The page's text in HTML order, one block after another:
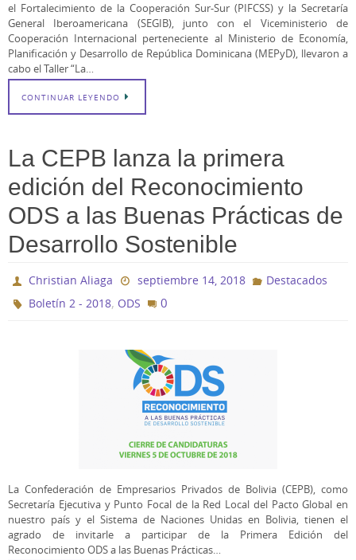
el Fortalecimiento de la Cooperación Sur-Sur (PIFCSS) y la Secretaría
General Iberoamericana (SEGIB), junto con el Viceministerio de
Cooperación Internacional perteneciente al Ministerio de Economía,
Planificación y Desarrollo de República Dominicana (MEPyD), llevaron a
cabo el Taller “La…
CONTINUAR LEYENDO
La CEPB lanza la primera
edición del Reconocimiento
ODS a las Buenas Prácticas de
Desarrollo Sostenible
Christian Aliaga septiembre 14, 2018
Destacados
Boletín 2 - 2018, ODS 0
La Confederación de Empresarios Privados de Bolivia (CEPB), como
Secretaría Ejecutiva y Punto Focal de la Red Local del Pacto Global en
nuestro país y el Sistema de Naciones Unidas en Bolivia, tienen el
agrado de invitarle a participar de la Primera Edición del
Reconocimiento ODS a las Buenas Prácticas…